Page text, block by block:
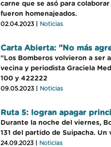
carne que se asó para
fueron homenajeados.
02.04.2023 | Noticias
Carta Abierta: "No más
"Los Bomberos volvieron a ser
vecina y periodista Graciela
100 y 422222
09.05.2023 | Noticias
Ruta 5: logran apagar
Durante la noche del viernes,
131 del partido de Suipacha.
24.09.2023 | Noticias